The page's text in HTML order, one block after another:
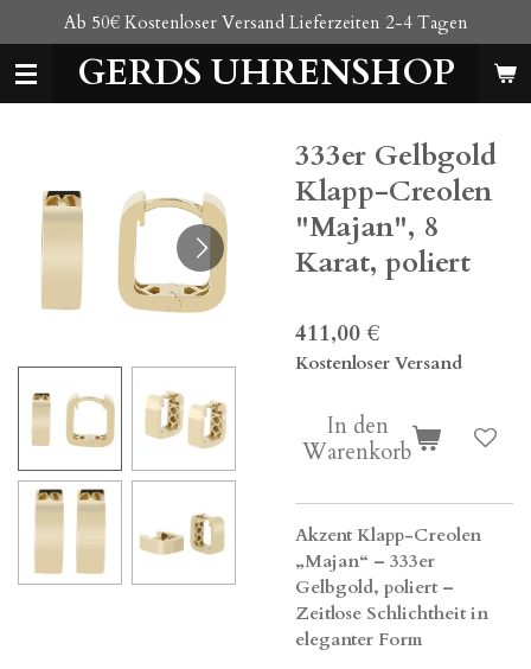
Hauptinhalt
springenGERDS UHRENSHOP
Ab 50€ Kostenloser Versand Lieferzeiten 2-4 Tagen
333er Gelbgold
Klapp-Creolen
"Majan", 8
Karat, poliert
411,00 €
Kostenloser Versand
In den
Warenkorb
Akzent Klapp-Creolen
„Majan“ – 333er
Gelbgold, poliert –
Zeitlose Schlichtheit in
eleganter Form